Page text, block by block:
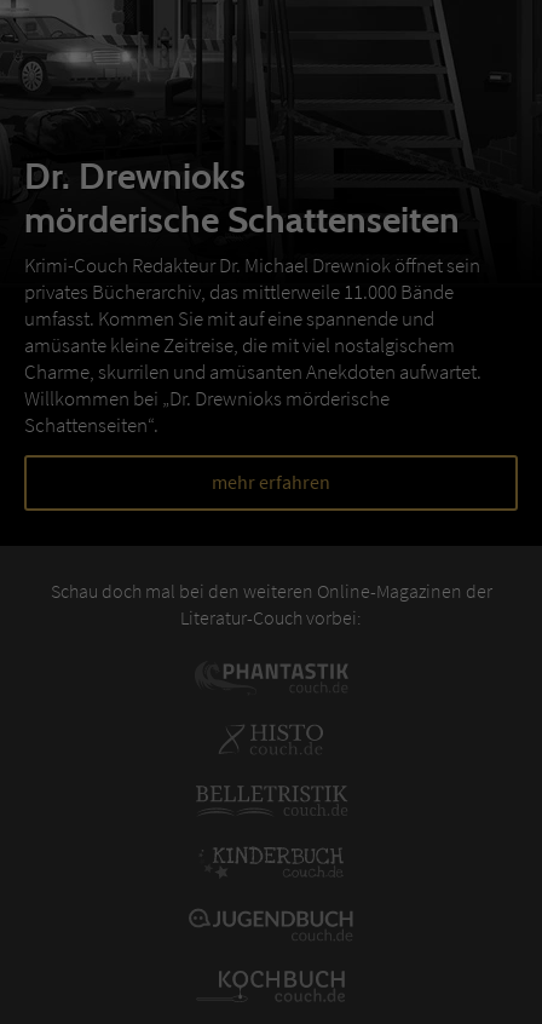
Dr. Drewnioks
mörderische Schattenseiten
Krimi-Couch Redakteur Dr. Michael Drewniok öffnet sein
privates Bücherarchiv, das mittlerweile 11.000 Bände
umfasst. Kommen Sie mit auf eine spannende und
amüsante kleine Zeitreise, die mit viel nostalgischem
Charme, skurrilen und amüsanten Anekdoten aufwartet.
Willkommen bei „Dr. Drewnioks mörderische
Schattenseiten“.
mehr erfahren
Schau doch mal bei den weiteren Online-Magazinen der
Literatur-Couch vorbei: